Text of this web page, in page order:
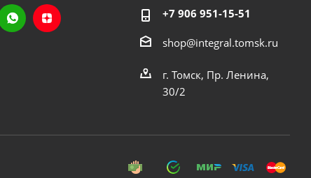
+7 906 951-15-51
shop@integral.tomsk.ru
г. Томск, Пр. Ленина,
30/2